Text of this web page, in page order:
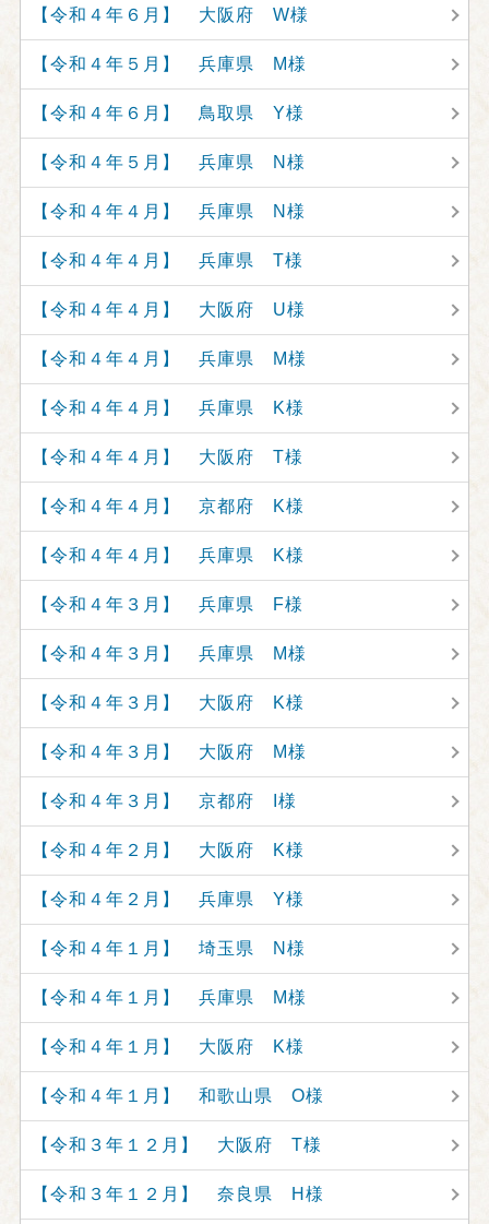
【令和４年６月】 大阪府 W様
【令和４年５月】 兵庫県 M様
【令和４年６月】 鳥取県 Y様
【令和４年５月】 兵庫県 N様
【令和４年４月】 兵庫県 N様
【令和４年４月】 兵庫県 T様
【令和４年４月】 大阪府 U様
【令和４年４月】 兵庫県 M様
【令和４年４月】 兵庫県 K様
【令和４年４月】 大阪府 T様
【令和４年４月】 京都府 K様
【令和４年４月】 兵庫県 K様
【令和４年３月】 兵庫県 F様
【令和４年３月】 兵庫県 M様
【令和４年３月】 大阪府 K様
【令和４年３月】 大阪府 M様
【令和４年３月】 京都府 I様
【令和４年２月】 大阪府 K様
【令和４年２月】 兵庫県 Y様
【令和４年１月】 埼玉県 N様
【令和４年１月】 兵庫県 M様
【令和４年１月】 大阪府 K様
【令和４年１月】 和歌山県 O様
【令和３年１２月】 大阪府 T様
【令和３年１２月】 奈良県 H様